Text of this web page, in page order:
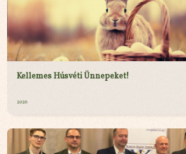
Kellemes Húsvéti Ünnepeket!
2026